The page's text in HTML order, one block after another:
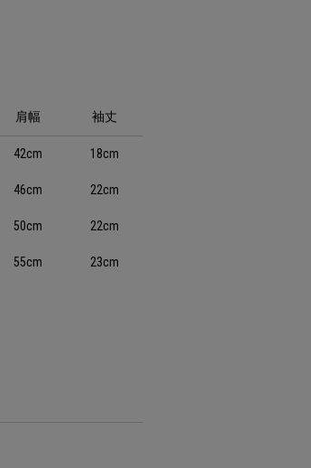
肩幅 袖丈
42cm 18cm
46cm 22cm
50cm 22cm
55cm 23cm